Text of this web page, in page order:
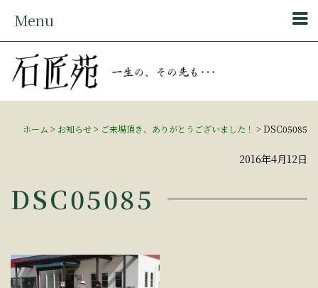
Menu
ホーム > お知らせ> ご来場頂き、ありがとうございました！ > DSC05085
2016年4月12日
DSC05085